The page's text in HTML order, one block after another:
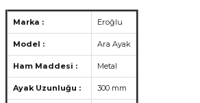
Marka : Eroğlu
Model : Ara Ayak
Ham Maddesi : Metal
Ayak Uzunluğu : 300 mm